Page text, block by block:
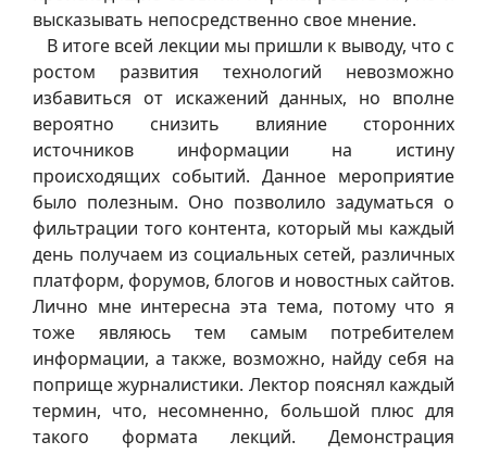
высказывать непосредственно свое мнение.
В итоге всей лекции мы пришли к выводу, что с
ростом развития технологий невозможно
избавиться от искажений данных, но вполне
вероятно снизить влияние сторонних
источников информации на истину
происходящих событий. Данное мероприятие
было полезным. Оно позволило задуматься о
фильтрации того контента, который мы каждый
день получаем из социальных сетей, различных
платформ, форумов, блогов и новостных сайтов.
Лично мне интересна эта тема, потому что я
тоже являюсь тем самым потребителем
информации, а также, возможно, найду себя на
поприще журналистики. Лектор пояснял каждый
термин, что, несомненно, большой плюс для
такого формата лекций. Демонстрация